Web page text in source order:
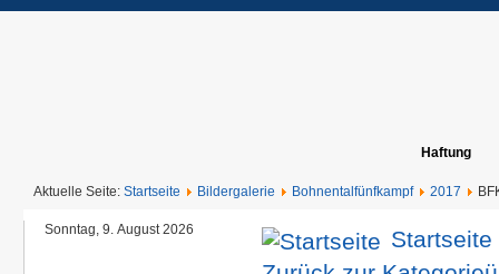
Haftung
Aktuelle Seite: Startseite Bildergalerie Bohnentalfünfkampf 2017
Sonntag, 9. August 2026 Startseite